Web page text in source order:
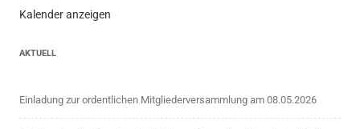
Kalender anzeigen
AKTUELL
Einladung zur ordentlichen Mitgliederversammlung am 08.05.2026